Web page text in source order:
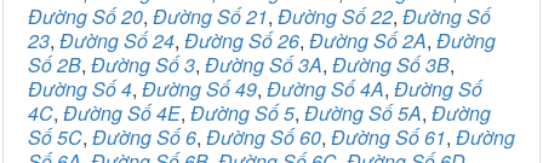
Đường Số 20, Đường Số 21, Đường Số 22, Đường Số
23, Đường Số 24, Đường Số 26, Đường Số 2A, Đường
Số 2B, Đường Số 3, Đường Số 3A, Đường Số 3B,
Đường Số 4, Đường Số 49, Đường Số 4A, Đường Số
4C, Đường Số 4E, Đường Số 5, Đường Số 5A, Đường
Số 5C, Đường Số 6, Đường Số 60, Đường Số 61, Đường